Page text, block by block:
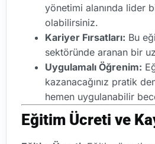
yönetimi alanında lider
olabilirsiniz.
Kariyer Fırsatları: Bu
sektöründe aranan bir
Uygulamalı Öğrenim:
kazanacağınız pratik
hemen uygulanabilir
Eğitim Ücreti ve